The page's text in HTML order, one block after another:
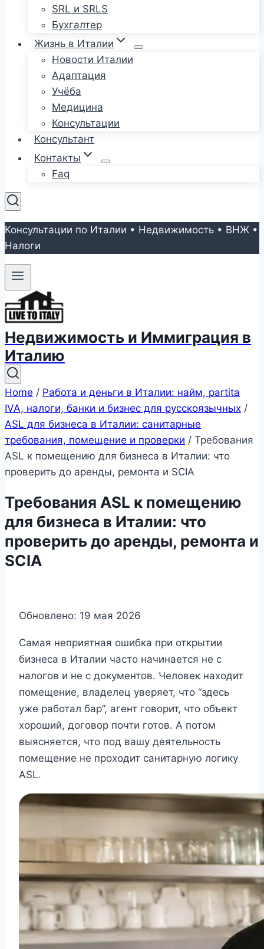
SRL и SRLS
Бухгалтер
Жизнь в Италии
Новости Италии
Адаптация
Учёба
Медицина
Консультации
Консультант
Контакты
Faq
Консультации по Италии • Недвижимость • ВНЖ •
Налоги
Недвижимость и Иммиграция в
Италию
Home / Работа и деньги в Италии: найм, partita
IVA, налоги, банки и бизнес для русскоязычных /
ASL для бизнеса в Италии: санитарные
требования, помещение и проверки / Требования
ASL к помещению для бизнеса в Италии: что
проверить до аренды, ремонта и SCIA
Требования ASL к помещению
для бизнеса в Италии: что
проверить до аренды, ремонта и
SCIA
Обновлено: 19 мая 2026
Самая неприятная ошибка при открытии
бизнеса в Италии часто начинается не с
налогов и не с документов. Человек находит
помещение, владелец уверяет, что “здесь
уже работал бар”, агент говорит, что объект
хороший, договор почти готов. А потом
выясняется, что под вашу деятельность
помещение не проходит санитарную логику
ASL.